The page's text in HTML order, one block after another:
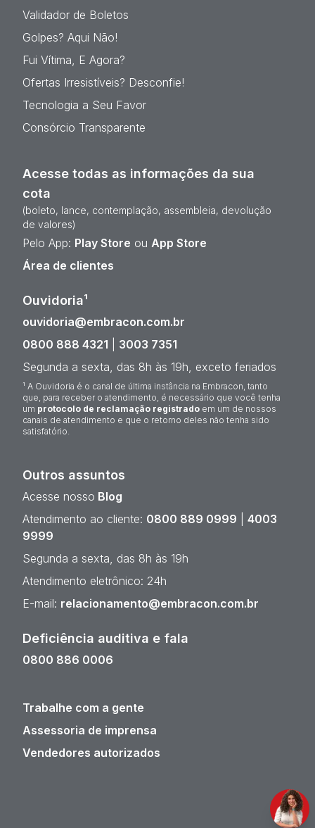
Validador de Boletos
Golpes? Aqui Não!
Fui Vítima, E Agora?
Ofertas Irresistíveis? Desconfie!
Tecnologia a Seu Favor
Consórcio Transparente
Acesse todas as informações da sua
cota
(boleto, lance, contemplação, assembleia, devolução
de valores)
Pelo App: Play Store ou App Store
Área de clientes
Ouvidoria¹
ouvidoria@embracon.com.br
0800 888 4321
3003 7351
Segunda a sexta, das 8h às 19h, exceto feriados
¹ A Ouvidoria é o canal de última instância na Embracon, tanto
que, para receber o atendimento, é necessário que você tenha
um protocolo de reclamação registrado em um de nossos
canais de atendimento e que o retorno deles não tenha sido
satisfatório.
Outros assuntos
Acesse nosso Blog
Atendimento ao cliente: 0800 889 0999
4003
9999
Segunda a sexta, das 8h às 19h
Atendimento eletrônico: 24h
E-mail: relacionamento@embracon.com.br
Deficiência auditiva e fala
0800 886 0006
Trabalhe com a gente
Assessoria de imprensa
Vendedores autorizados